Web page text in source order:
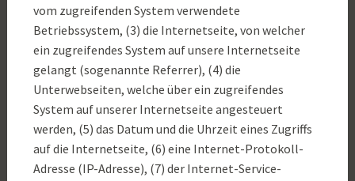
vom zugreifenden System verwendete
Betriebssystem, (3) die Internetseite, von welcher
ein zugreifendes System auf unsere Internetseite
gelangt (sogenannte Referrer), (4) die
Unterwebseiten, welche über ein zugreifendes
System auf unserer Internetseite angesteuert
werden, (5) das Datum und die Uhrzeit eines Zugriffs
auf die Internetseite, (6) eine Internet-Protokoll-
Adresse (IP-Adresse), (7) der Internet-Service-